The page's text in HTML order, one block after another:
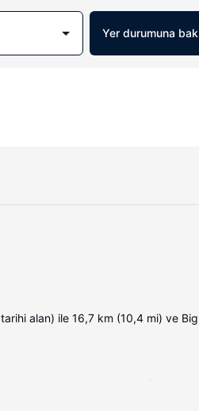
Yer durumuna bak
alan) ile 16,7 km (10,4 mi) ve Big
ve kolaylıklar sunulmaktadır.